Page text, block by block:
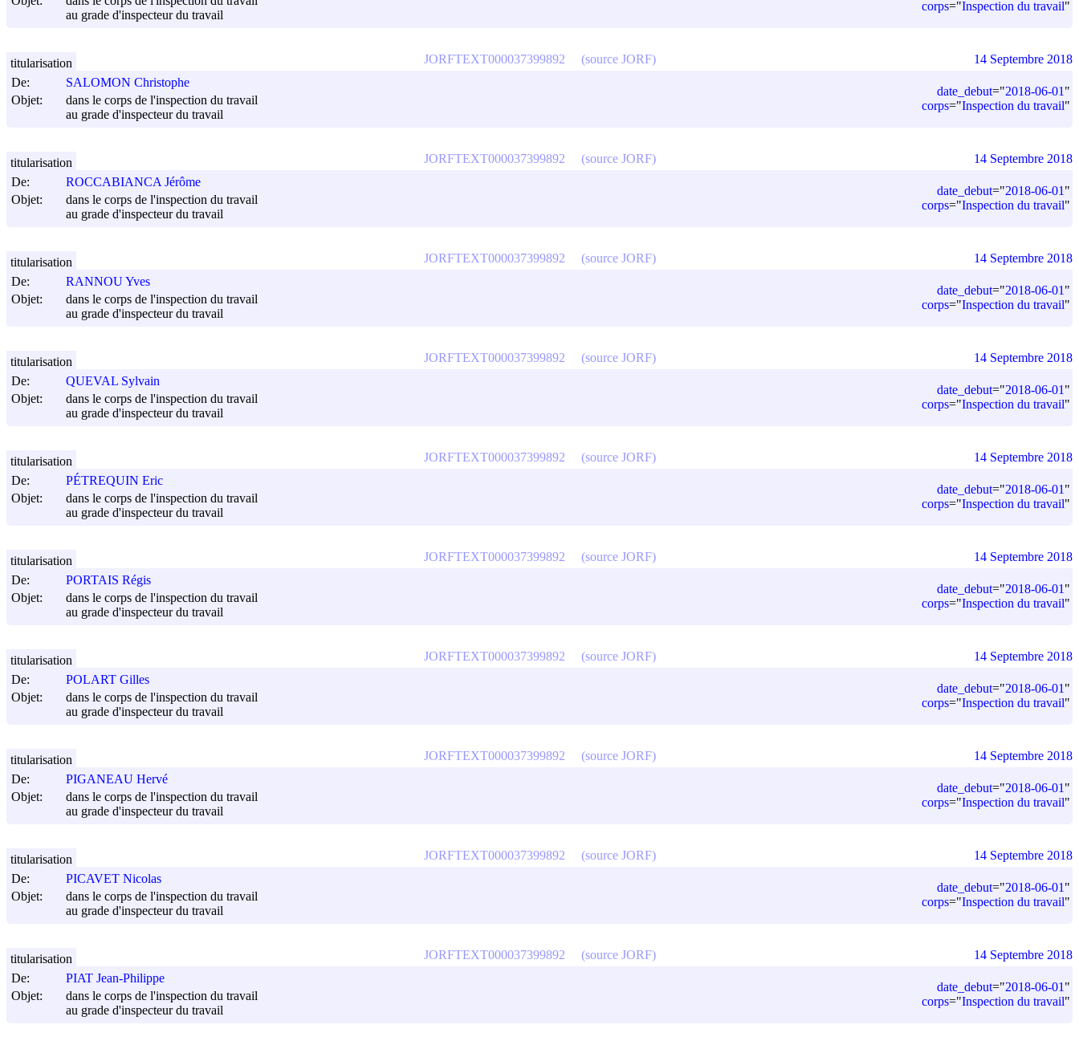
au grade d'inspecteur du travail
corps="Inspection du travail"
De:
SALOMON Christophe
Objet:
dans le corps de l'inspection du travail
au grade d'inspecteur du travail
date_debut="2018-06-01 "
corps="Inspection du travail"
JORFTEXT000037399892 (source JORF)
titularisation 14 Septembre 2018
De:
ROCCABIANCA Jérôme
Objet:
dans le corps de l'inspection du travail
au grade d'inspecteur du travail
date_debut="2018-06-01 "
corps="Inspection du travail"
JORFTEXT000037399892 (source JORF)
titularisation 14 Septembre 2018
De:
RANNOU Yves
Objet:
dans le corps de l'inspection du travail
au grade d'inspecteur du travail
date_debut="2018-06-01 "
corps="Inspection du travail"
JORFTEXT000037399892 (source JORF)
titularisation 14 Septembre 2018
De:
QUEVAL Sylvain
Objet:
dans le corps de l'inspection du travail
au grade d'inspecteur du travail
date_debut="2018-06-01 "
corps="Inspection du travail"
JORFTEXT000037399892 (source JORF)
titularisation 14 Septembre 2018
De:
PÉTREQUIN Eric
Objet:
dans le corps de l'inspection du travail
au grade d'inspecteur du travail
date_debut="2018-06-01 "
corps="Inspection du travail"
JORFTEXT000037399892 (source JORF)
titularisation 14 Septembre 2018
De:
PORTAIS Régis
Objet:
dans le corps de l'inspection du travail
au grade d'inspecteur du travail
date_debut="2018-06-01 "
corps="Inspection du travail"
JORFTEXT000037399892 (source JORF)
titularisation 14 Septembre 2018
De:
POLART Gilles
Objet:
dans le corps de l'inspection du travail
au grade d'inspecteur du travail
date_debut="2018-06-01 "
corps="Inspection du travail"
JORFTEXT000037399892 (source JORF)
titularisation 14 Septembre 2018
De:
PIGANEAU Hervé
Objet:
dans le corps de l'inspection du travail
au grade d'inspecteur du travail
date_debut="2018-06-01 "
corps="Inspection du travail"
JORFTEXT000037399892 (source JORF)
titularisation 14 Septembre 2018
De:
PICAVET Nicolas
Objet:
dans le corps de l'inspection du travail
au grade d'inspecteur du travail
date_debut="2018-06-01 "
corps="Inspection du travail"
JORFTEXT000037399892 (source JORF)
titularisation 14 Septembre 2018
De:
PIAT Jean-Philippe
Objet:
dans le corps de l'inspection du travail
au grade d'inspecteur du travail
date_debut="2018-06-01 "
corps="Inspection du travail"
JORFTEXT000037399892 (source JORF)
titularisation 14 Septembre 2018